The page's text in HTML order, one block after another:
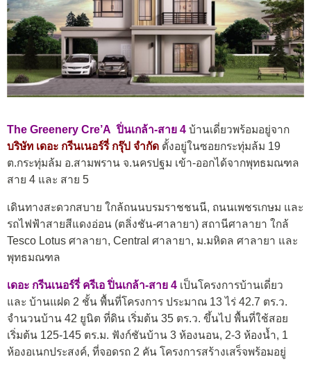
The Greenery Cre’A ปิ่นเกล้า-สาย 4 บ้านเดี่ยวพร้อมอยู่จาก
บริษัท เดอะ กรีนเนอร์รี่ กรุ๊ป จำกัด ตั้งอยู่ในซอยกระทุ่มล้ม 19
ต.กระทุ่มล้ม อ.สามพราน จ.นครปฐม เข้า-ออกได้จากพุทธมณฑล
สาย 4 และ สาย 5
เดินทางสะดวกสบาย ใกล้ถนนบรมราชชนนี, ถนนเพชรเกษม และ
รถไฟฟ้าสายสีแดงอ่อน (ตลิ่งชัน-ศาลายา) สถานีศาลายา ใกล้
Tesco Lotus ศาลายา, Central ศาลายา, ม.มหิดล ศาลายา และ
พุทธมณฑล
เดอะ กรีนเนอร์รี่ ครีเอ ปิ่นเกล้า-สาย 4 เป็นโครงการบ้านเดี่ยว
และ บ้านแฝด 2 ชั้น พื้นที่โครงการ ประมาณ 13 ไร่ 42.7 ตร.ว.
จำนวนบ้าน 42 ยูนิต ที่ดิน เริ่มต้น 35 ตร.ว. ขึ้นไป พื้นที่ใช้สอย
เริ่มต้น 125-145 ตร.ม. ฟังก์ชันบ้าน 3 ห้องนอน, 2-3 ห้องน้ำ, 1
ห้องอเนกประสงค์, ที่จอดรถ 2 คัน โครงการสร้างเสร็จพร้อมอยู่